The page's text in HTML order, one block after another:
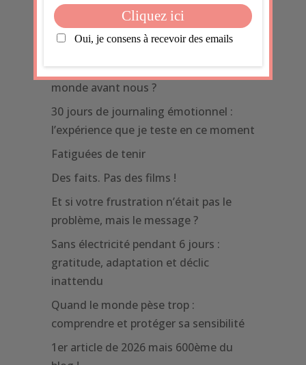
Les derniers articles
Pourquoi faisons-nous passer tout le
monde avant nous ?
30 jours de journaling émotionnel :
l’expérience que je teste en ce moment
Fatiguées de tenir
Des faits. Pas des films !
Et si votre frustration n’était pas le
problème, mais le message ?
Sans électricité pendant 6 jours :
gratitude, adaptation et déclic
inattendu
Quand le monde pèse trop :
comprendre et protéger sa sensibilité
1er article de 2026 mais 600ème du